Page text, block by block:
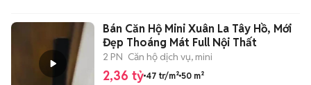
Bán Căn Hộ Mini Xuân La Tây Hồ, Mới
Đẹp Thoáng Mát Full Nội Thất
2 PN Căn hộ dịch vụ, mini
2,36 tỷ 47 tr/m² 50 m²